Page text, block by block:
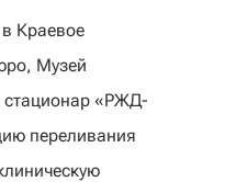
Краевое
Музей
стационар «РЖД-
переливания